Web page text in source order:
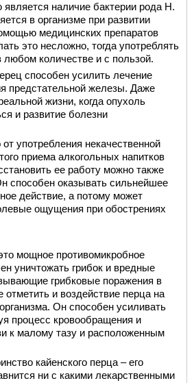
является наличие бактерии рода Н.
в организме при развитии
медицинских препаратов
это несложно, тогда употреблять
количестве и с пользой.
способен усилить лечение
предстательной железы. Даже
жизни, когда опухоль
и развитие болезни
от употребления некачественной
приема алкогольных напитков
ее работу можно также
способен оказывать сильнейшее
действие, а потому может
ощущения при обострениях
мощное противомикробное
уничтожать грибок и вредные
грибковые поражения в
отметить и воздействие перца на
Он способен усиливать
процесс кровообращения и
к малому тазу и расположенным
кайенского перца – его
ни с какими лекарственными